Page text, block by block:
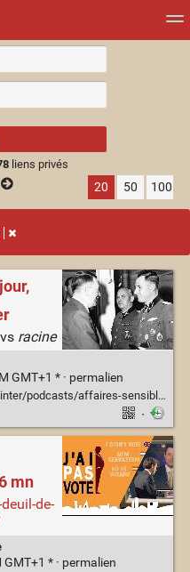
results.
liens privés
20 50 100
racine
GMT+1 * · permalien
sensibles-du-mercredi-07-janvier-2026-4066985
·
mn
de-
* · permalien